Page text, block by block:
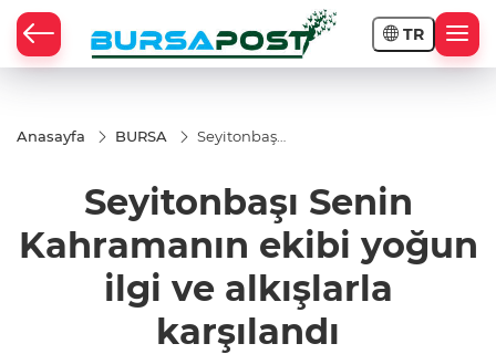
TR
Anasayfa BURSA
Seyitonbaşı
ekibi yoğun
ilgi ve
karşılandı
Seyitonbaşı Senin
Kahramanın ekibi yoğun
ilgi ve alkışlarla
karşılandı